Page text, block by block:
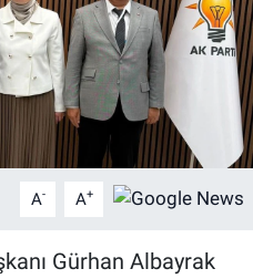
A- A+
Gürhan Albayrak